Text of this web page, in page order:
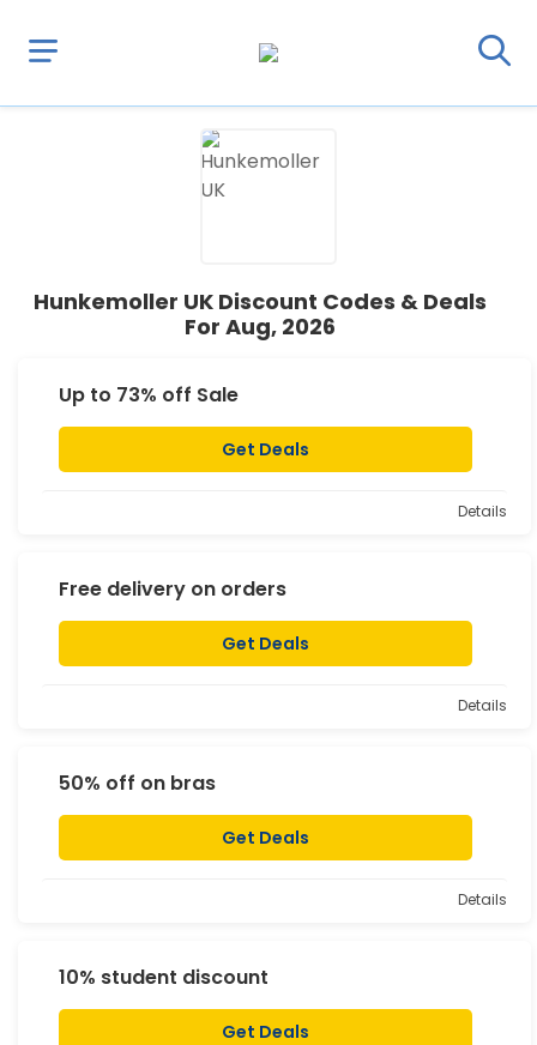
Hunkemoller UK Discount Codes & Deals
For Aug, 2026
Up to 73% off Sale
Get Deals
Details
Free delivery on orders
Get Deals
Details
50% off on bras
Get Deals
Details
10% student discount
Get Deals